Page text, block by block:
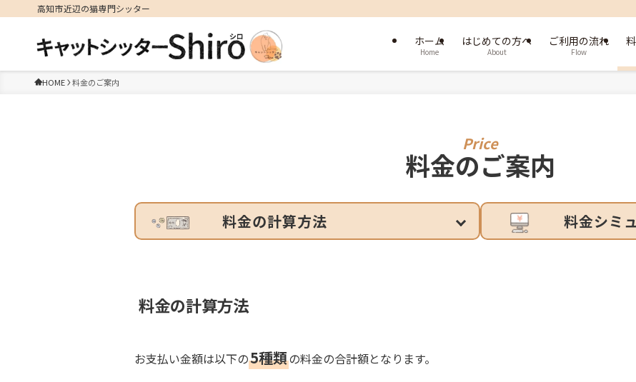
高知市近辺の猫専門シッター
ホーム
Home
はじめての方へ
About
ご利用の流れ
Flow
HOME 料金のご案内
料金のご案内
料金の計算方法 料金シミ
料金の計算方法
お支払い金額は以下の5種類の料金の合計額となります。